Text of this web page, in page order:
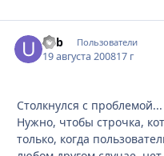
u4b Пользователи
19 августа 200817 г
Столкнулся с проблемой...
Нужно, чтобы строчка,
только, когда